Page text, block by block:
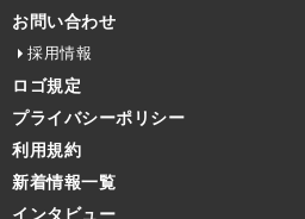
お問い合わせ
採用情報
ロゴ規定
プライバシーポリシー
利用規約
新着情報一覧
インタビュー